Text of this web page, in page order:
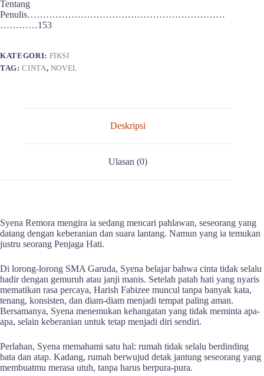
Tentang
Penulis………………………………………………………
…………153
KATEGORI: FIKSI
TAG:CINTA, NOVEL
Deskripsi
Ulasan (0)
Syena Remora mengira ia sedang mencari pahlawan, seseorang yang
datang dengan keberanian dan suara lantang. Namun yang ia temukan
justru seorang Penjaga Hati.
Di lorong-lorong SMA Garuda, Syena belajar bahwa cinta tidak selalu
hadir dengan gemuruh atau janji manis. Setelah patah hati yang nyaris
mematikan rasa percaya, Harish Fabizee muncul tanpa banyak kata,
tenang, konsisten, dan diam-diam menjadi tempat paling aman.
Bersamanya, Syena menemukan kehangatan yang tidak meminta apa-
apa, selain keberanian untuk tetap menjadi diri sendiri.
Perlahan, Syena memahami satu hal: rumah tidak selalu berdinding
bata dan atap. Kadang, rumah berwujud detak jantung seseorang yang
membuatmu merasa utuh, tanpa harus berpura-pura.